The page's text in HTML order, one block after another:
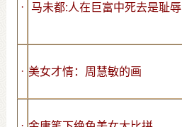
· 马未都:人在巨富中死去是耻辱
· 美女才情：周慧敏的画